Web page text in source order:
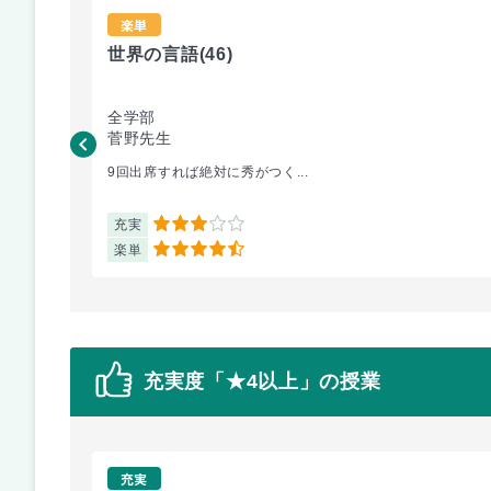
楽単
世界の言語(46)
全学部
菅野先生
9回出席すれば絶対に秀がつく...
充実 3
楽単 4.5
充実度「★4以上」の授業
充実